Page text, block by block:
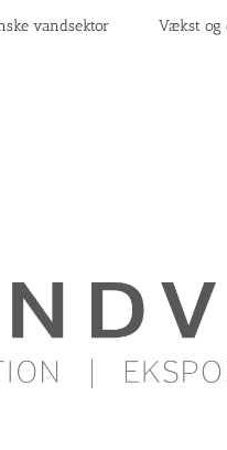
vandsektor Vækst og